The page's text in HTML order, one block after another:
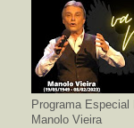
Programa Especial
Manolo Vieira